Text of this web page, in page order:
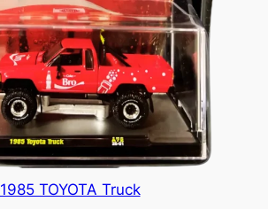
1985 TOYOTA Truck